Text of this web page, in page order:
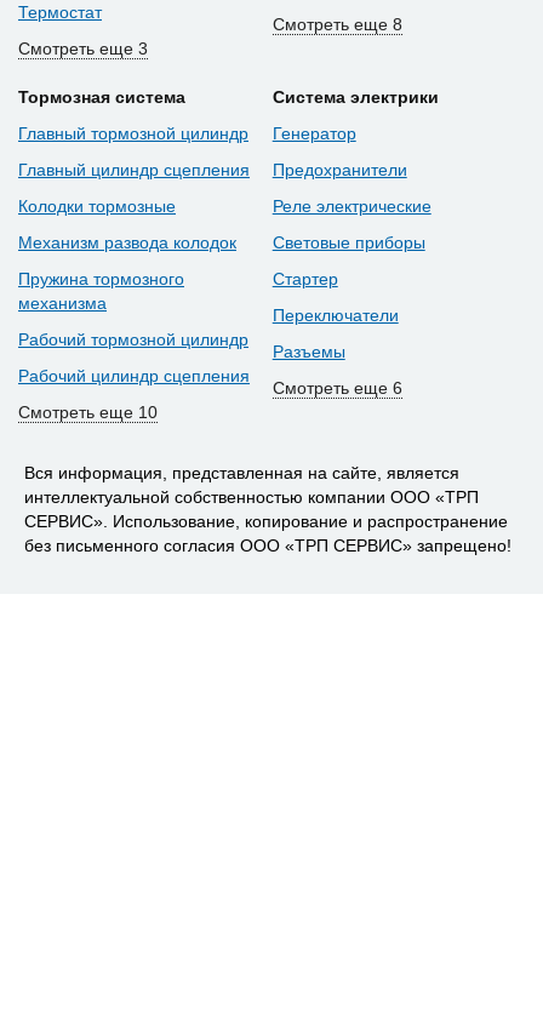
Термостат
Смотреть еще 3
Смотреть еще 8
Тормозная система
Главный тормозной цилиндр
Главный цилиндр сцепления
Колодки тормозные
Механизм развода колодок
Пружина тормозного
механизма
Рабочий тормозной цилиндр
Рабочий цилиндр сцепления
Смотреть еще 10
Система электрики
Генератор
Предохранители
Реле электрические
Световые приборы
Стартер
Переключатели
Разъемы
Смотреть еще 6
Вся информация, представленная на сайте, является
интеллектуальной собственностью компании ООО «ТРП
СЕРВИС». Использование, копирование и распространение
без письменного согласия ООО «ТРП СЕРВИС» запрещено!